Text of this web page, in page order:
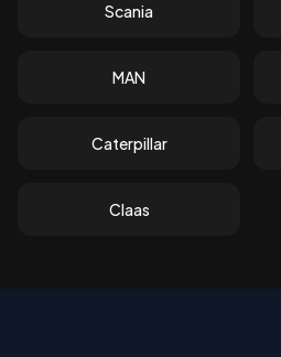
Scania
MAN
Caterpillar
Claas